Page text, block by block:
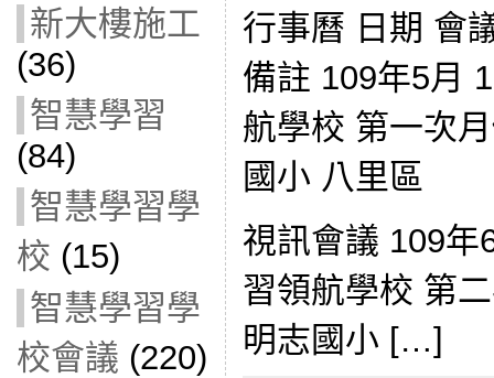
新大樓施工
(36)
智慧學習
(84)
智慧學習學
校 (15)
智慧學習學
校會議 (220)
行事曆 日期 會
備註 109年5月
航學校 第一次
國小 八里區
視訊會議 109年
習領航學校 第
明志國小 […]